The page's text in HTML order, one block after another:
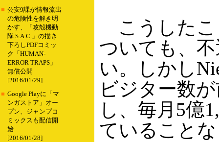
■ 公安9課が情報流出
の危険性を解き明
かす、「攻殻機動
隊 S.A.C.」の描き
下ろしPDFコミッ
ク「HUMAN-
ERROR TRAPS」
無償公開
[2016/01/29]
■ Google Playに「マ
ンガストア」オー
プン、ジャンプコ
ミックスも配信開
始
[2016/01/28]
こうしたこ
ついても、
い。しかし
ビジター数
し、毎月5億
ていること